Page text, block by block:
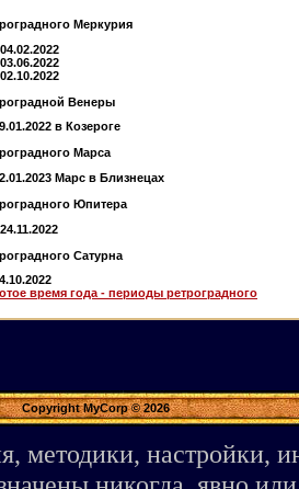
Меркурия
Венеры
в Козероге
Марса
Марс в Близнецах
Юпитера
Сатурна
время года - периоды ретроградного
Copyright MyCorp © 2026
методики, настройки,